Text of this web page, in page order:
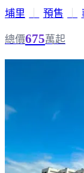
埔里 預售
總價675萬起